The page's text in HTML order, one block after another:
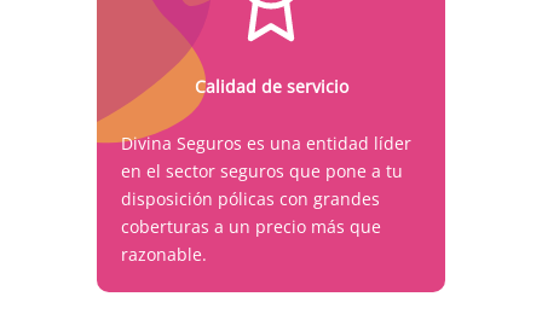
Calidad de servicio
Divina Seguros es una entidad líder
en el sector seguros que pone a tu
disposición pólicas con grandes
coberturas a un precio más que
razonable.